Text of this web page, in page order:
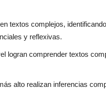
textos complejos,
y reflexivas.
logran comprender textos
alto realizan inferencias